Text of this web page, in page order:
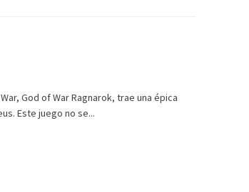
God of War Ragnarok, trae una épica
Este juego no se...